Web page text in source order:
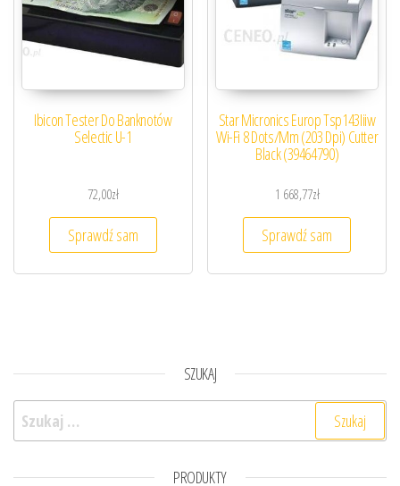
Ibicon Tester Do Banknotów
Selectic U-1
72,00zł
Sprawdź sam
Star Micronics Europ Tsp143Iiiw
Wi-Fi 8 Dots/Mm (203 Dpi) Cutter
Black (39464790)
1 668,77zł
Sprawdź sam
SZUKAJ
Szukaj:
PRODUKTY